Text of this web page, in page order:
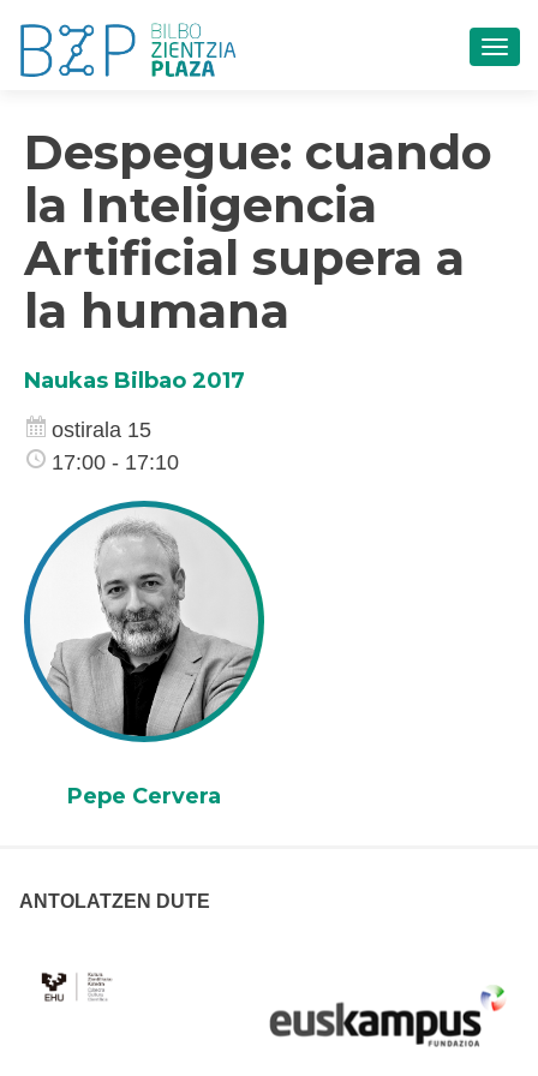
Despegue: cuando
la Inteligencia
Artificial supera a
la humana
Naukas Bilbao 2017
ostirala 15
17:00 - 17:10
Pepe Cervera
ANTOLATZEN DUTE